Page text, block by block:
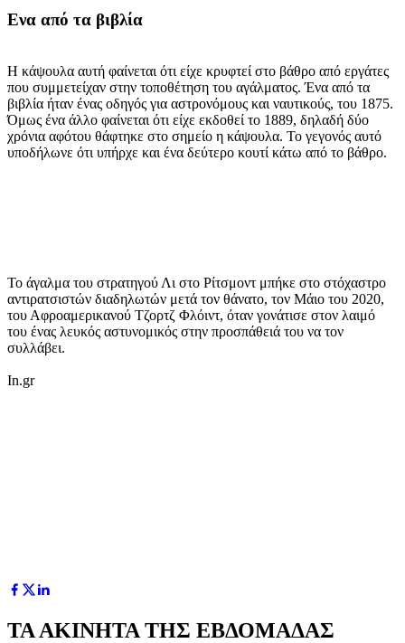
Ενα από τα βιβλία
Η κάψουλα αυτή φαίνεται ότι είχε κρυφτεί στο βάθρο από εργάτες
που συμμετείχαν στην τοποθέτηση του αγάλματος. Ένα από τα
βιβλία ήταν ένας οδηγός για αστρονόμους και ναυτικούς, του 1875.
Όμως ένα άλλο φαίνεται ότι είχε εκδοθεί το 1889, δηλαδή δύο
χρόνια αφότου θάφτηκε στο σημείο η κάψουλα. Το γεγονός αυτό
υποδήλωνε ότι υπήρχε και ένα δεύτερο κουτί κάτω από το βάθρο.
Το άγαλμα του στρατηγού Λι στο Ρίτσμοντ μπήκε στο στόχαστρο
αντιρατσιστών διαδηλωτών μετά τον θάνατο, τον Μάιο του 2020,
του Αφροαμερικανού Τζορτζ Φλόιντ, όταν γονάτισε στον λαιμό
του ένας λευκός αστυνομικός στην προσπάθειά του να τον
συλλάβει.
In.gr
ΤΑ ΑΚΙΝΗΤΑ ΤΗΣ ΕΒΔΟΜΑΔΑΣ